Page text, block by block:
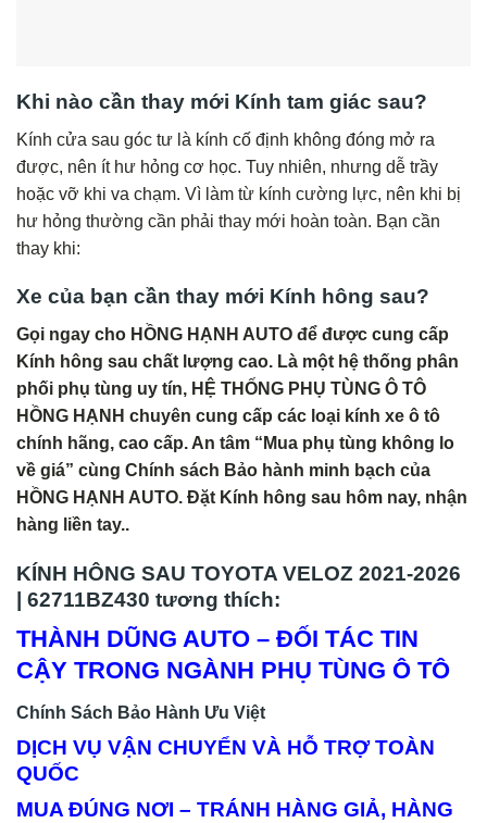
Khi nào cần thay mới Kính tam giác sau?
Kính cửa sau góc tư là kính cố định không đóng mở ra
được, nên ít hư hỏng cơ học. Tuy nhiên, nhưng dễ trầy
hoặc vỡ khi va chạm. Vì làm từ kính cường lực, nên khi bị
hư hỏng thường cần phải thay mới hoàn toàn. Bạn cần
thay khi:
Xe của bạn cần thay mới Kính hông sau?
Gọi ngay cho HỒNG HẠNH AUTO để được cung cấp
Kính hông sau chất lượng cao. Là một hệ thống phân
phối phụ tùng uy tín, HỆ THỐNG PHỤ TÙNG Ô TÔ
HỒNG HẠNH chuyên cung cấp các loại kính xe ô tô
chính hãng, cao cấp. An tâm “Mua phụ tùng không lo
về giá” cùng Chính sách Bảo hành minh bạch của
HỒNG HẠNH AUTO. Đặt Kính hông sau hôm nay, nhận
hàng liền tay..
KÍNH HÔNG SAU TOYOTA VELOZ 2021-2026
| 62711BZ430 tương thích:
THÀNH DŨNG AUTO – ĐỐI TÁC TIN
CẬY TRONG NGÀNH PHỤ TÙNG Ô TÔ
Chính Sách Bảo Hành Ưu Việt
DỊCH VỤ VẬN CHUYỂN VÀ HỖ TRỢ TOÀN
QUỐC
MUA ĐÚNG NƠI – TRÁNH HÀNG GIẢ, HÀNG